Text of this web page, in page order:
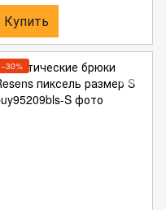
Купить
−30%